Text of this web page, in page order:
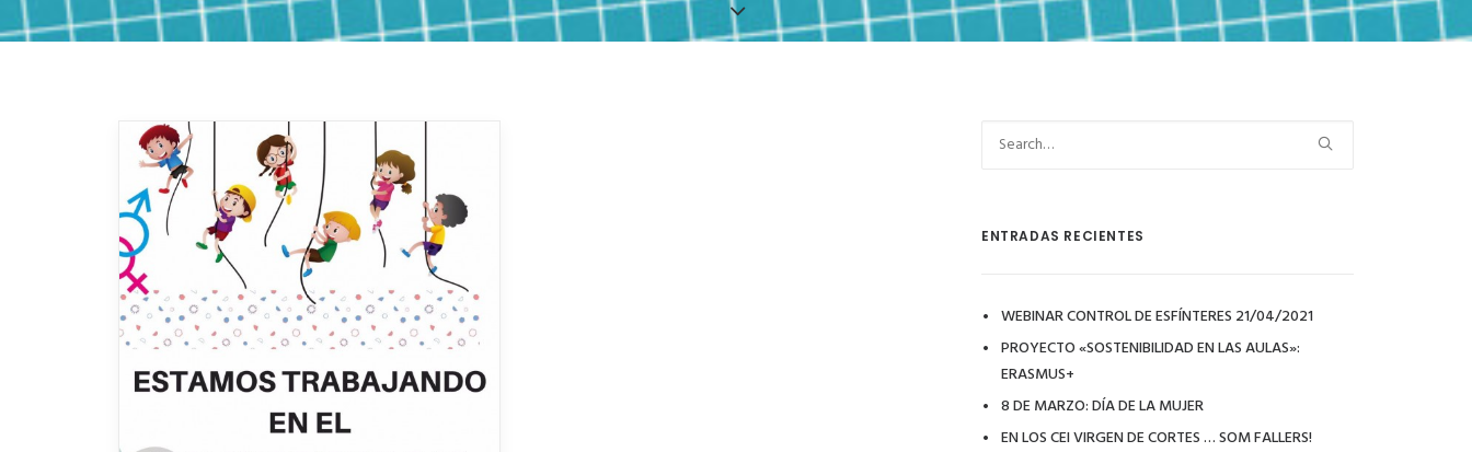
ENTRADAS RECIENTES
WEBINAR CONTROL DE ESFÍNTERES 21/04/2021
PROYECTO «SOSTENIBILIDAD EN LAS AULAS»:
ERASMUS+
8 DE MARZO: DÍA DE LA MUJER
EN LOS CEI VIRGEN DE CORTES … SOM FALLERS!